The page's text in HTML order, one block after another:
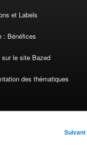
et Labels
: Bénéfices
le site Bazed
des thématiques